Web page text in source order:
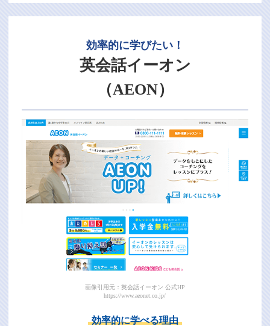
効率的に学びたい！
英会話イーオン
（AEON）
画像引用元：英会話イーオン 公式HP
https://www.aeonet.co.jp/
効率的に学べる理由